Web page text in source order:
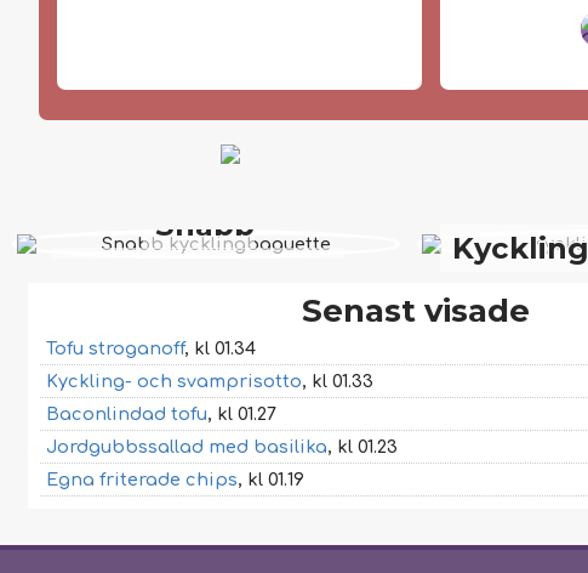
Snabb
Senast visade
Tofu stroganoff, kl 01.34
Kyckling- och svamprisotto, kl 01.33
Baconlindad tofu, kl 01.27
Jordgubbssallad med basilika, kl 01.23
Egna friterade chips, kl 01.19